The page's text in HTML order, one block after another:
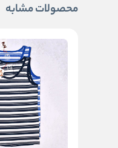
محصولات مشابه